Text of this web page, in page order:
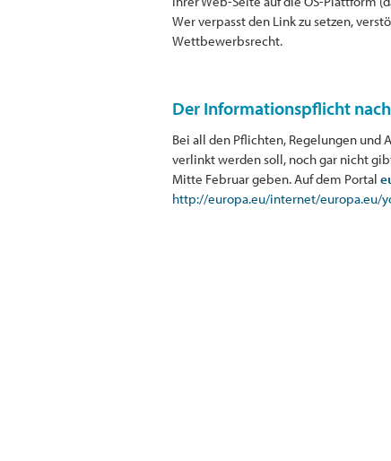
Wer verpasst den Link zu setzen,
Wettbewerbsrecht.
Der Informationspflicht
Bei all den Pflichten, Regelungen und
verlinkt werden soll, noch gar nicht
Mitte Februar geben. Auf dem Portal
http://europa.eu/internet/europa.eu/